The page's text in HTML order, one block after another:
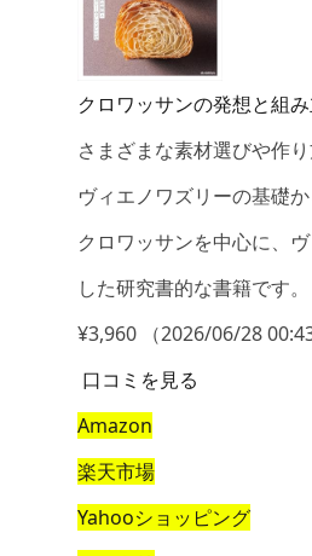
クロワッサンの発想と組
さまざまな素材選びや作
ヴィエノワズリーの基礎
クロワッサンを中心に、
した研究書的な書籍です
¥3,960
（2026/06/28
口コミを見る
Amazon
楽天市場
Yahooショッピング